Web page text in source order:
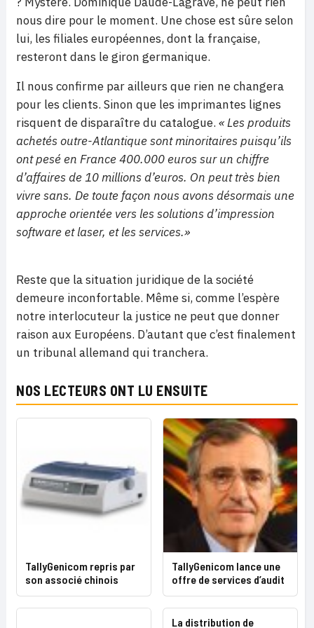
nous dire pour le moment. Une chose est sûre selon
lui, les filiales européennes, dont la française,
resteront dans le giron germanique.
Il nous confirme par ailleurs que rien ne changera
pour les clients. Sinon que les imprimantes lignes
risquent de disparaître du catalogue. « Les produits
achetés outre-Atlantique sont minoritaires puisqu’ils
ont pesé en France 400.000 euros sur un chiffre
d’affaires de 10 millions d’euros. On peut très bien
vivre sans. De toute façon nous avons désormais une
approche orientée vers les solutions d’impression
software et laser, et les services.»
Reste que la situation juridique de la société
demeure inconfortable. Même si, comme l’espère
notre interlocuteur la justice ne peut que donner
raison aux Européens. D’autant que c’est finalement
un tribunal allemand qui tranchera.
NOS LECTEURS ONT LU ENSUITE
TallyGenicom repris par
son associé chinois
TallyGenicom lance une
offre de services d’audit
La distribution de